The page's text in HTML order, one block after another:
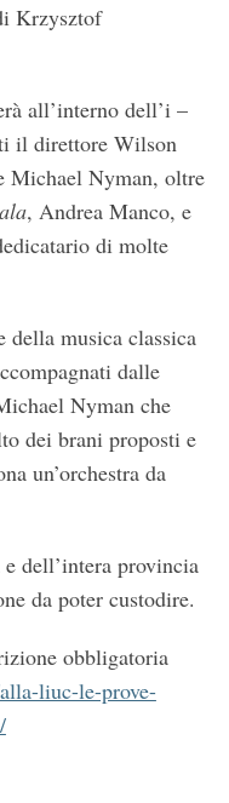
Krzysztof
all’interno dell’i –
il direttore Wilson
Michael Nyman, oltre
, Andrea Manco, e
di molte
della musica classica
dalle
Nyman che
dei brani proposti e
un’orchestra da
dell’intera provincia
da poter custodire.
obbligatoria
liuc-le-prove-